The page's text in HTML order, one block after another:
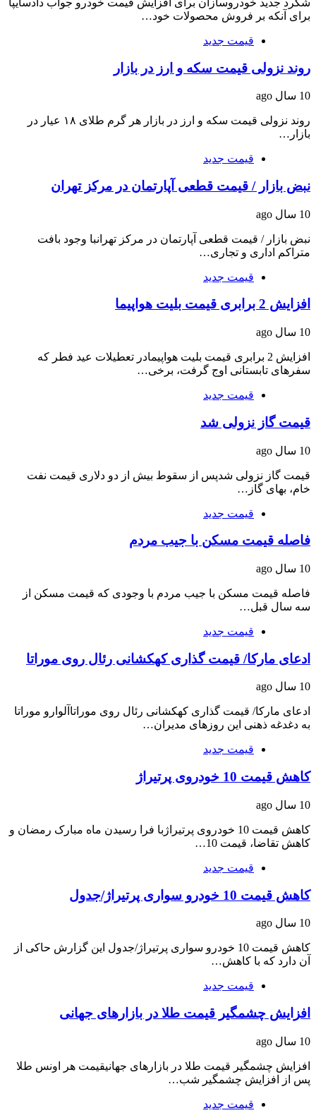
برای آنکه بر فروش محصولات خود…
قیمت جدید
روند نزولی قیمت سکه و ارز در بازار
10 سال ago
روند نزولی قیمت سکه و ارز در بازار هر گرم طلای ۱۸ عیار در
بازار…
قیمت جدید
نبض بازار / قیمت قطعی آپارتمان در مرکز تهران
10 سال ago
نبض بازار / قیمت قطعی آپارتمان در مرکز تهرانبا وجود بافت
متراکم اداری و تجاری…
قیمت جدید
افزایش 2 برابری قیمت بلیت هواپیما
10 سال ago
افزایش 2 برابری قیمت بلیت هواپیمادر تعطیلات عید فطر که
سفر‌های تابستانی اوج گرفت، برخی…
قیمت جدید
قیمت گاز نزولی شد
10 سال ago
قیمت گاز نزولی شدپس از سقوط بیش از دو دلاری قیمت نفت
خام، بهای گاز…
قیمت جدید
فاصله قیمت مسکن با جیب مردم
10 سال ago
فاصله قیمت مسکن با جیب مردم با وجودی که قیمت مسکن از
سه سال قبل…
قیمت جدید
ادعای مارکا/ قیمت گذاری کهکشانی رئال روی موراتا
10 سال ago
ادعای مارکا/ قیمت گذاری کهکشانی رئال روی موراتاآلوارو موراتا
به دغدغه ذهنی این روزهای مدیران…
قیمت جدید
کاهش قیمت 10 خودروی پرتیراژ
10 سال ago
کاهش قیمت 10 خودروی پرتیراژبا فرا رسیدن ماه مبارک رمضان و
کاهش تقاضا، قیمت 10…
قیمت جدید
کاهش قیمت 10 خودرو سواری پرتیراژ/جدول
10 سال ago
کاهش قیمت 10 خودرو سواری پرتیراژ/جدول این گزارش حاکی از
آن دارد که با کاهش…
قیمت جدید
افزایش چشمگیر قیمت طلا در بازارهای جهانی
10 سال ago
افزایش چشمگیر قیمت طلا در بازارهای جهانیقیمت هر اونس طلا
پس از افزایش چشمگیر شب…
قیمت جدید